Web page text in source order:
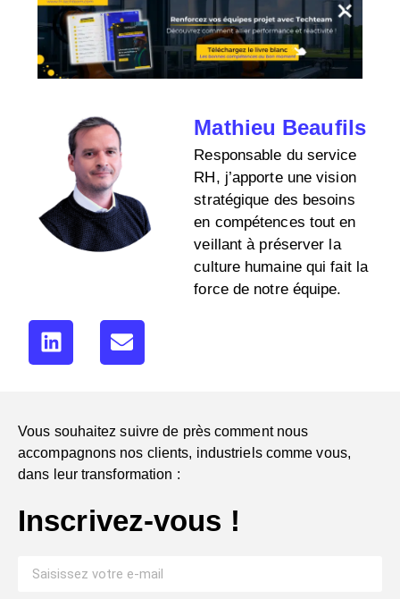
Mathieu Beaufils
Responsable du service
RH, j’apporte une vision
stratégique des besoins
en compétences tout en
veillant à préserver la
culture humaine qui fait la
force de notre équipe.
Vous souhaitez suivre de près comment nous
accompagnons nos clients, industriels comme vous,
dans leur transformation :
Inscrivez-vous !